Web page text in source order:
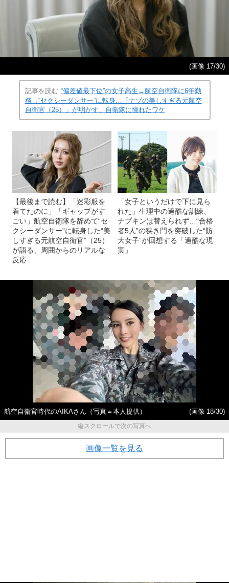
(画像 17/30)
記事を読む “偏差値最下位”の女子高生→航空自衛隊に6年勤
務→“セクシーダンサー”に転身…「ナゾの美しすぎる元航空
自衛官（25）」が明かす、自衛隊に憧れたワケ
【最後まで読む】「迷彩服を
着てたのに」「ギャップがす
ごい」航空自衛隊を辞めて“セ
クシーダンサー”に転身した“美
しすぎる元航空自衛官”（25）
が語る、周囲からのリアルな
反応
「女子というだけで下に見ら
れた」生理中の過酷な訓練、
ナプキンは替えられず…“合格
者5人”の狭き門を突破した“防
大女子”が回想する「過酷な現
実」
航空自衛官時代のAIKAさん（写真＝本人提供）
(画像 18/30)
縦スクロールで次の写真へ
画像一覧を見る